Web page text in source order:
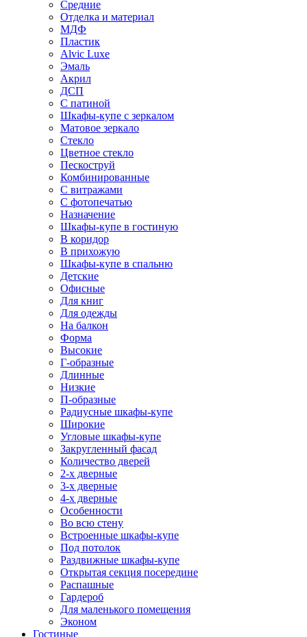
Средние
Отделка и материал
МДФ
Пластик
Alvic Luxe
Эмаль
Акрил
ДСП
С патиной
Шкафы-купе с зеркалом
Матовое зеркало
Стекло
Цветное стекло
Пескоструй
Комбинированные
С витражами
С фотопечатью
Назначение
Шкафы-купе в гостиную
В коридор
В прихожую
Шкафы-купе в спальню
Детские
Офисные
Для книг
Для одежды
На балкон
Форма
Высокие
Г-образные
Длинные
Низкие
П-образные
Радиусные шкафы-купе
Широкие
Угловые шкафы-купе
Закругленный фасад
Количество дверей
2-х дверные
3-х дверные
4-х дверные
Особенности
Во всю стену
Встроенные шкафы-купе
Под потолок
Раздвижные шкафы-купе
Открытая секция посередине
Распашные
Гардероб
Для маленького помещения
Эконом
Гостиные